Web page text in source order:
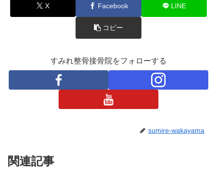
X Facebook LINE
コピー
すみれ整骨接骨院をフォローする
sumire-wakayama
関連記事